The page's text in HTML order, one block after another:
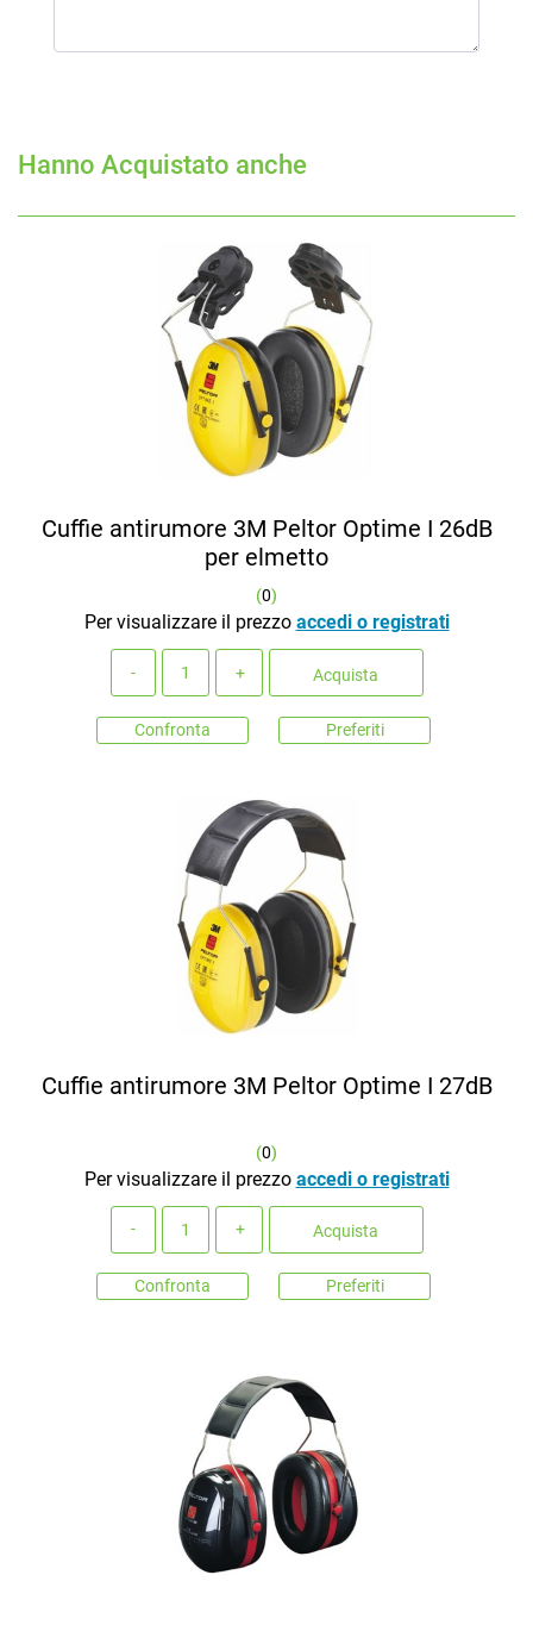
Hanno Acquistato anche
Cuffie antirumore 3M Peltor Optime I 26dB
per elmetto
(0)
Per visualizzare il prezzo accedi o registrati
Acquista
Confronta Preferiti
Cuffie antirumore 3M Peltor Optime I 27dB
(0)
Per visualizzare il prezzo accedi o registrati
Acquista
Confronta Preferiti